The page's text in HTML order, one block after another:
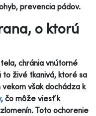
prevencia pádov.
o ktorú
chránia vnútorné
to živé tkanivá, ktoré sa
však dochádza k
, čo môže viesť k
Toto ochorenie